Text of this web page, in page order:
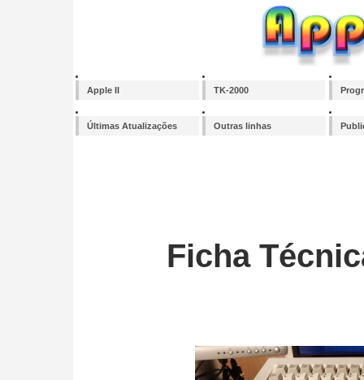
Apple II TK-2000
Últimas Atualizações Outras linhas
Ficha